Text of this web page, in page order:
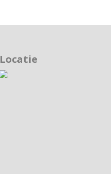
Locatie